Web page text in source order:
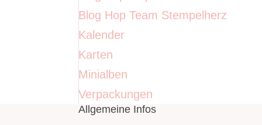
Blog Hop Team Stempelherz
Kalender
Karten
Minialben
Verpackungen
Allgemeine Infos